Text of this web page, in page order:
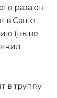
раза он
в Санкт-
(ныне
в труппу